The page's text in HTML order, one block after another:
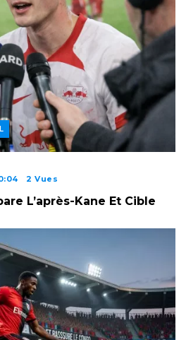
2 Vues
L’après-Kane Et Cible